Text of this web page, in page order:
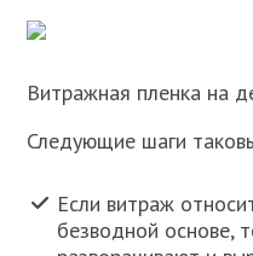
Витражная пленка на
Следующие шаги
Если витраж
безводной основе,